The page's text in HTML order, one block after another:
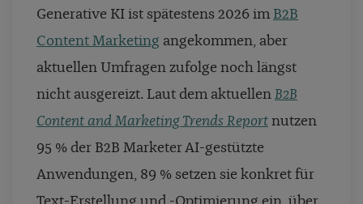
Generative KI ist spätestens 2026 im B2B
Content Marketing angekommen, aber
aktuellen Umfragen zufolge noch längst
nicht ausgereizt. Laut dem aktuellen B2B
Content and Marketing Trends Report nutzen
95 % der B2B Marketer AI-gestützte
Anwendungen, 89 % setzen sie konkret für